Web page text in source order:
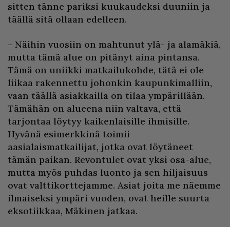
sitten tänne pariksi kuukaudeksi duuniin ja
täällä sitä ollaan edelleen.
– Näihin vuosiin on mahtunut ylä- ja alamäkiä,
mutta tämä alue on pitänyt aina pintansa.
Tämä on uniikki matkailukohde, tätä ei ole
liikaa rakennettu johonkin kaupunkimalliin,
vaan täällä asiakkailla on tilaa ympärillään.
Tämähän on alueena niin valtava, että
tarjontaa löytyy kaikenlaisille ihmisille.
Hyvänä esimerkkinä toimii
aasialaismatkailijat, jotka ovat löytäneet
tämän paikan. Revontulet ovat yksi osa-alue,
mutta myös puhdas luonto ja sen hiljaisuus
ovat valttikorttejamme. Asiat joita me näemme
ilmaiseksi ympäri vuoden, ovat heille suurta
eksotiikkaa, Mäkinen jatkaa.